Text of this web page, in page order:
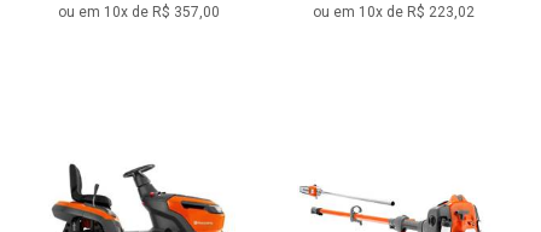
ou em 10x de R$ 357,00 ou em 10x de R$ 223,02